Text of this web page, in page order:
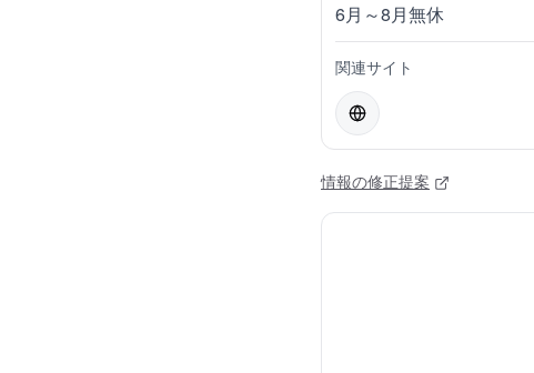
6月～8月無休
関連サイト
情報の修正提案